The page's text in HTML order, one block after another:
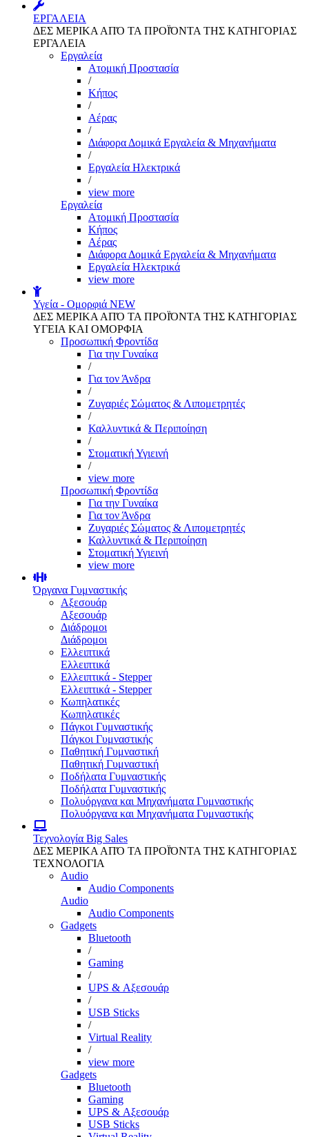
ΕΡΓΑΛΕΙΑ
ΔΕΣ ΜΕΡΙΚΑ ΑΠΌ ΤΑ ΠΡΟΪΌΝΤΑ ΤΗΣ ΚΑΤΗΓΟΡΙΑΣ
ΕΡΓΑΛΕΙΑ
Εργαλεία
Aτομική Προστασία
/
Kήπος
/
Αέρας
/
Διάφορα Δομικά Εργαλεία & Μηχανήματα
/
Εργαλεία Ηλεκτρικά
/
view more
Εργαλεία
Aτομική Προστασία
Kήπος
Αέρας
Διάφορα Δομικά Εργαλεία & Μηχανήματα
Εργαλεία Ηλεκτρικά
view more
Υγεία - Ομορφιά NEW
ΔΕΣ ΜΕΡΙΚΑ ΑΠΌ ΤΑ ΠΡΟΪΌΝΤΑ ΤΗΣ ΚΑΤΗΓΟΡΙΑΣ
ΥΓΕΙΑ ΚΑΙ ΟΜΟΡΦΙΑ
Προσωπική Φροντίδα
Για την Γυναίκα
/
Για τον Άνδρα
/
Ζυγαριές Σώματος & Λιπομετρητές
/
Καλλυντικά & Περιποίηση
/
Στοματική Υγιεινή
/
view more
Προσωπική Φροντίδα
Για την Γυναίκα
Για τον Άνδρα
Ζυγαριές Σώματος & Λιπομετρητές
Καλλυντικά & Περιποίηση
Στοματική Υγιεινή
view more
Όργανα Γυμναστικής
Αξεσουάρ
Αξεσουάρ
Διάδρομοι
Διάδρομοι
Ελλειπτικά
Ελλειπτικά
Ελλειπτικά - Stepper
Ελλειπτικά - Stepper
Κωπηλατικές
Κωπηλατικές
Πάγκοι Γυμναστικής
Πάγκοι Γυμναστικής
Παθητική Γυμναστική
Παθητική Γυμναστική
Ποδήλατα Γυμναστικής
Ποδήλατα Γυμναστικής
Πολυόργανα και Μηχανήματα Γυμναστικής
Πολυόργανα και Μηχανήματα Γυμναστικής
Τεχνολογία Big Sales
ΔΕΣ ΜΕΡΙΚΑ ΑΠΌ ΤΑ ΠΡΟΪΌΝΤΑ ΤΗΣ ΚΑΤΗΓΟΡΙΑΣ
ΤΕΧΝΟΛΟΓΙΑ
Audio
Audio Components
Audio
Audio Components
Gadgets
Bluetooth
/
Gaming
/
UPS & Αξεσουάρ
/
USB Sticks
/
Virtual Reality
/
view more
Gadgets
Bluetooth
Gaming
UPS & Αξεσουάρ
USB Sticks